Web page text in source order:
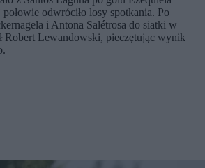
odwróciło losy spotkania. Po
i Antona Salétrosa do siatki w
Robert Lewandowski, pieczętując wynik